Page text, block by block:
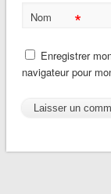
Nom *
Enregistrer
navigateur pour